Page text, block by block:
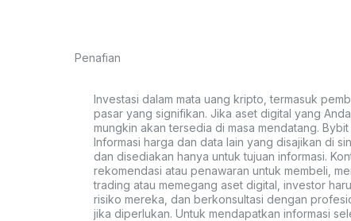
Penafian
Investasi dalam mata uang kripto, termasuk
pasar yang signifikan. Jika aset digital yang
mungkin akan tersedia di masa mendatang.
Informasi harga dan data lain yang disajikan di
dan disediakan hanya untuk tujuan informasi.
rekomendasi atau penawaran untuk membeli,
trading atau memegang aset digital, investor
risiko mereka, dan berkonsultasi dengan
jika diperlukan. Untuk mendapatkan informasi